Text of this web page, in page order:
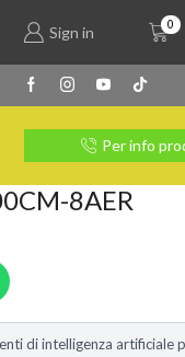
Sign in 0
Per info
8AER
di intelligenza artificiale